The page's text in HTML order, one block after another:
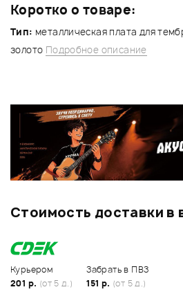
Коротко о товаре:
Тип: металлическая плата для
золото Подробное описание
Стоимость доставки в
Курьером
201 р. (от 5 д.)
Забрать в ПВЗ
151 р. (от 5 д.)